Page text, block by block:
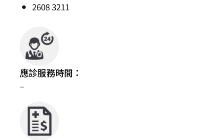
2608 3211
應診服務時間：
–